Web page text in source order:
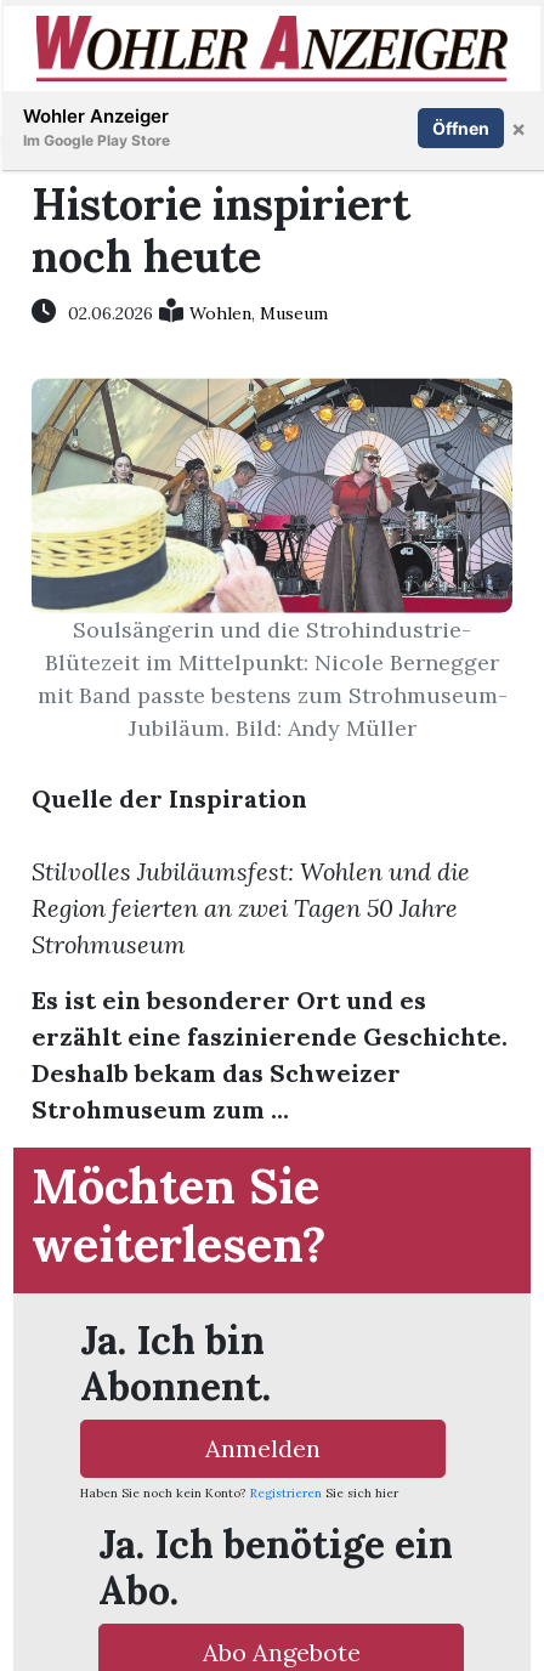
Immobilien
Veranstaltungen
Stellen
E-
Paper
Newsletter
App
Inserieren Abonnieren Anmelden
Historie inspiriert
noch heute
02.06.2026 Wohlen,Museum
Soulsängerin und die Strohindustrie-
Blütezeit im Mittelpunkt: Nicole Bernegger
mit Band passte bestens zum Strohmuseum-
Jubiläum. Bild: Andy Müller
Quelle der Inspiration
Stilvolles Jubiläumsfest: Wohlen und die
Region feierten an zwei Tagen 50 Jahre
Strohmuseum
Es ist ein besonderer Ort und es
erzählt eine faszinierende Geschichte.
Deshalb bekam das Schweizer
Strohmuseum zum ...
Möchten Sie
weiterlesen?
Ja. Ich bin
Abonnent.
Anmelden
Haben Sie noch kein Konto? Registrieren Sie sich hier
Ja. Ich benötige ein
Abo.
Abo Angebote
Wohler Anzeiger
Im Google Play Store
Öffnen ×